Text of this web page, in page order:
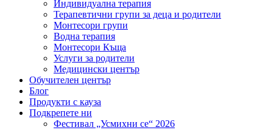
Индивидуална терапия
Терапевтични групи за деца и родители
Монтесори групи
Водна терапия
Монтесори Къща
Услуги за родители
Медицински център
Обучителен център
Блог
Продукти с кауза
Подкрепете ни
Фестивал „Усмихни се“ 2026